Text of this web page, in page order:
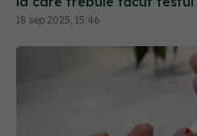
18 sep 2025, 15:46